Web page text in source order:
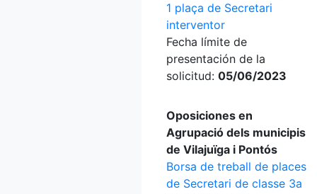
1 plaça de Secretari
interventor
Fecha límite de
presentación de la
solicitud: 05/06/2023
Oposiciones en
Agrupació dels municipis
de Vilajuïga i Pontós
Borsa de treball de places
de Secretari de classe 3a